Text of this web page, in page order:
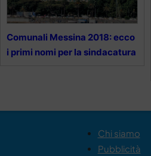
Comunali Messina 2018: ecco
i primi nomi per la sindacatura
Chi siamo
Pubblicità